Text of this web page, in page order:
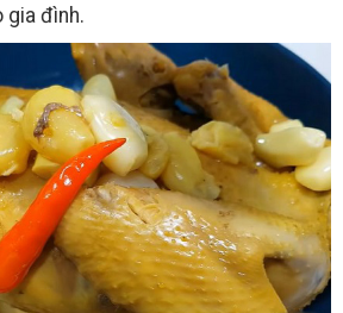
gia đình.